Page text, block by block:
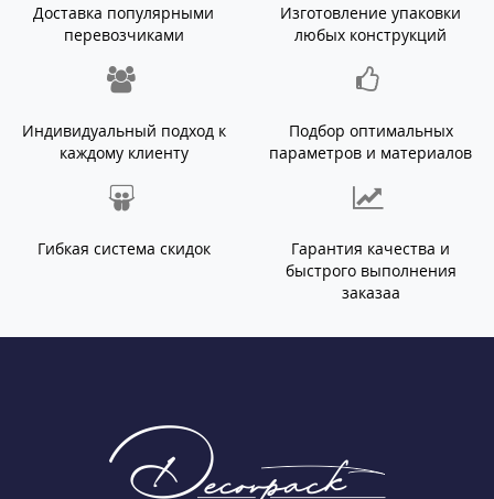
Доставка популярными
перевозчиками
Изготовление упаковки
любых конструкций
Индивидуальный подход к
каждому клиенту
Подбор оптимальных
параметров и материалов
Гибкая система скидок
Гарантия качества и
быстрого выполнения
заказаа